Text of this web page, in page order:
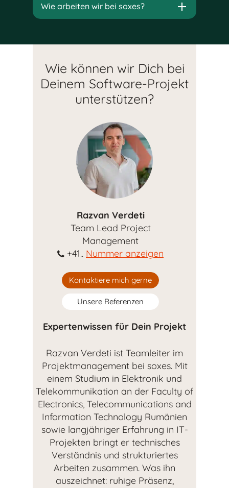
Wie arbeiten wir bei soxes?
Wie können wir Dich bei
Deinem Software-Projekt
unterstützen?
Razvan Verdeti
Team Lead Project
Management
+41.. Nummer anzeigen
Kontaktiere mich gerne
Unsere Referenzen
Expertenwissen für Dein Projekt
Razvan Verdeti ist Teamleiter im
Projektmanagement bei soxes. Mit
einem Studium in Elektronik und
Telekommunikation an der Faculty of
Electronics, Telecommunications and
Information Technology Rumänien
sowie langjähriger Erfahrung in IT-
Projekten bringt er technisches
Verständnis und strukturiertes
Arbeiten zusammen. Was ihn
auszeichnet: ruhige Präsenz,